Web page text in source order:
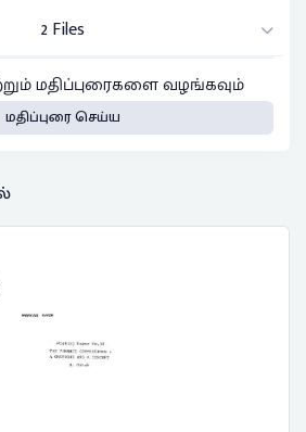
2 Files
மதிப்புரைகளை வழங்கவும்
மதிப்புரை செய்ய